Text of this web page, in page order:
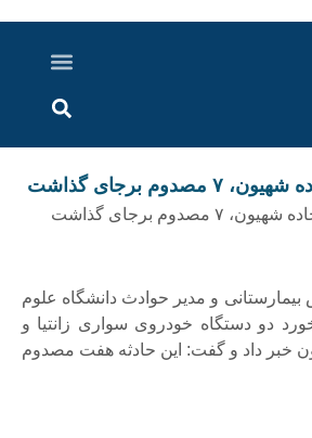
برجای گذاشت
برجای گذاشت
و مدیر حوادث دانشگاه علوم
دو دستگاه خودروی سواری زانتیا و
شهیون خبر داد و گفت: این حادثه هفت مصدوم